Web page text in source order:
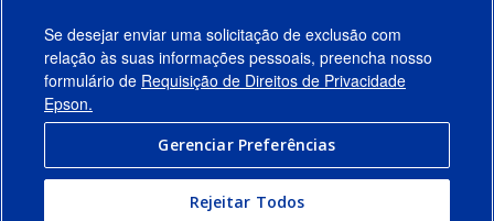
Links Sugeridos
Empresa
Conecte-se com a Epson
Se desejar enviar uma solicitação de exclusão com
relação às suas informações pessoais, preencha nosso
formulário de Requisição de Direitos de Privacidade
Epson.
Gerenciar Preferências
Rejeitar Todos